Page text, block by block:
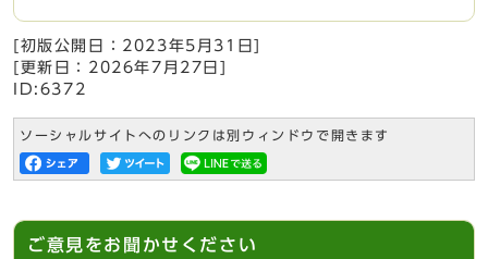
[初版公開日： 2023年5月31日
[更新日： 2026年7月27日
ID:6372
ソーシャルサイトへのリンクは別ウィンドウで開きます
ご意見をお聞かせください